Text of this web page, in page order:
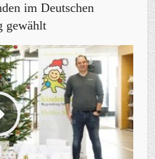
im Deutschen
gewählt